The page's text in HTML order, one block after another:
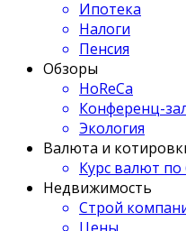
Ипотека
Налоги
Пенсия
Обзоры
HoReCa
Конференц-
Экология
Валюта и
Курс валют
Недвижимость
Строй